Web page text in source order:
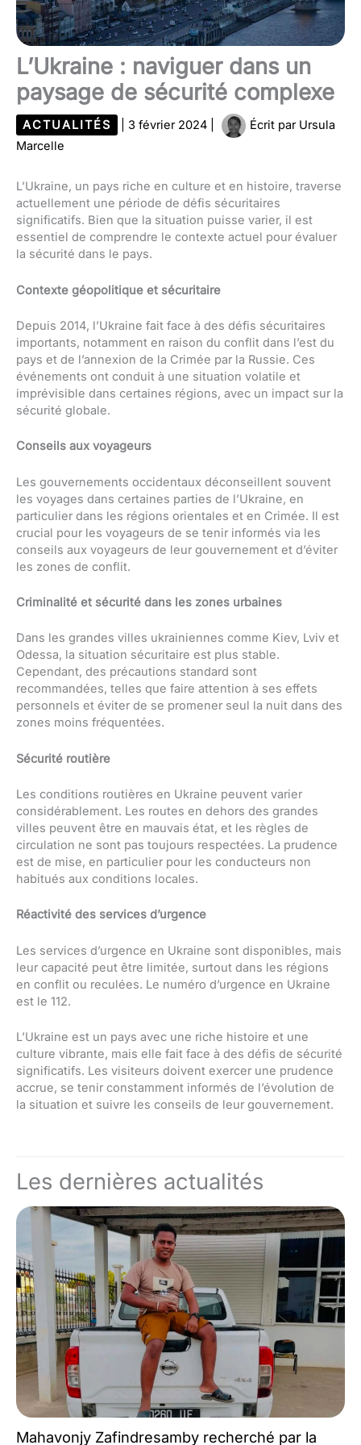
L’Ukraine : naviguer dans un
paysage de sécurité complexe
ACTUALITÉS 3 février 2024 Écrit par Ursula
Marcelle
L’Ukraine, un pays riche en culture et en histoire, traverse
actuellement une période de défis sécuritaires
significatifs. Bien que la situation puisse varier, il est
essentiel de comprendre le contexte actuel pour évaluer
la sécurité dans le pays.
Contexte géopolitique et sécuritaire
Depuis 2014, l’Ukraine fait face à des défis sécuritaires
importants, notamment en raison du conflit dans l’est du
pays et de l’annexion de la Crimée par la Russie. Ces
événements ont conduit à une situation volatile et
imprévisible dans certaines régions, avec un impact sur la
sécurité globale.
Conseils aux voyageurs
Les gouvernements occidentaux déconseillent souvent
les voyages dans certaines parties de l’Ukraine, en
particulier dans les régions orientales et en Crimée. Il est
crucial pour les voyageurs de se tenir informés via les
conseils aux voyageurs de leur gouvernement et d’éviter
les zones de conflit.
Criminalité et sécurité dans les zones urbaines
Dans les grandes villes ukrainiennes comme Kiev, Lviv et
Odessa, la situation sécuritaire est plus stable.
Cependant, des précautions standard sont
recommandées, telles que faire attention à ses effets
personnels et éviter de se promener seul la nuit dans des
zones moins fréquentées.
Sécurité routière
Les conditions routières en Ukraine peuvent varier
considérablement. Les routes en dehors des grandes
villes peuvent être en mauvais état, et les règles de
circulation ne sont pas toujours respectées. La prudence
est de mise, en particulier pour les conducteurs non
habitués aux conditions locales.
Réactivité des services d’urgence
Les services d’urgence en Ukraine sont disponibles, mais
leur capacité peut être limitée, surtout dans les régions
en conflit ou reculées. Le numéro d’urgence en Ukraine
est le 112.
L’Ukraine est un pays avec une riche histoire et une
culture vibrante, mais elle fait face à des défis de sécurité
significatifs. Les visiteurs doivent exercer une prudence
accrue, se tenir constamment informés de l’évolution de
la situation et suivre les conseils de leur gouvernement.
Les dernières actualités
Mahavonjy Zafindresamby recherché par la